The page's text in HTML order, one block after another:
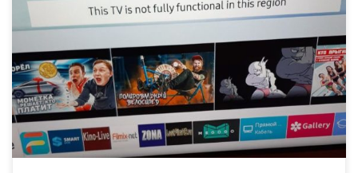
[Обновлено 05.02.2020] Новая волна блокировок. Под угрозой
блокировки модели всех серий. Наши специалисты уже могут
устранить данную проблему. Ранее мы уже писали о том, что
Samsung постоянно вводит новые методы блокировки
телевизоров, которые были ввезены из других стран ЕС в Украину.
Таким образом компания пытается бороться с неофициально
импортированными телевизорами […]